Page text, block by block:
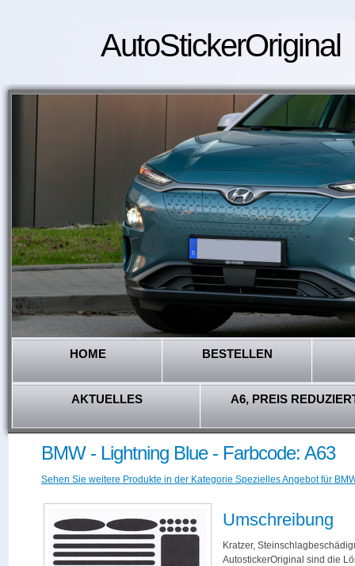
AutoStickerOriginal
HOME BESTELLEN
AKTUELLES A6, PREIS
BMW - Lightning Blue - Farbcode: A63
Sehen Sie weitere Produkte in der Kategorie Spezielles Angebot für
Umschreibung
Kratzer,
AutostickerOriginal sind die